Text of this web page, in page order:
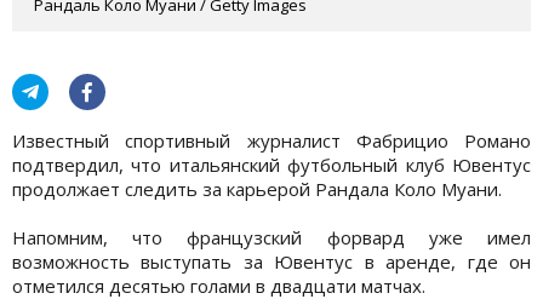
Рандаль Коло Муани / Getty Images
Известный спортивный журналист Фабрицио Романо
подтвердил, что итальянский футбольный клуб Ювентус
продолжает следить за карьерой Рандала Коло Муани.
Напомним, что французский форвард уже имел
возможность выступать за Ювентус в аренде, где он
отметился десятью голами в двадцати матчах.